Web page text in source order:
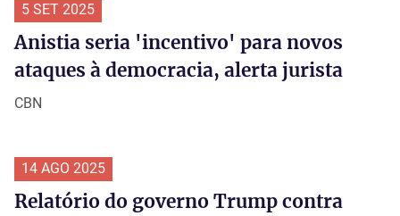
5 SET 2025
Anistia seria 'incentivo' para novos
ataques à democracia, alerta jurista
CBN
14 AGO 2025
Relatório do governo Trump contra